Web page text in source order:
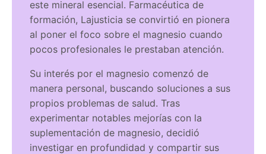
este mineral esencial. Farmacéutica de
formación, Lajusticia se convirtió en pionera
al poner el foco sobre el magnesio cuando
pocos profesionales le prestaban atención.
Su interés por el magnesio comenzó de
manera personal, buscando soluciones a sus
propios problemas de salud. Tras
experimentar notables mejorías con la
suplementación de magnesio, decidió
investigar en profundidad y compartir sus